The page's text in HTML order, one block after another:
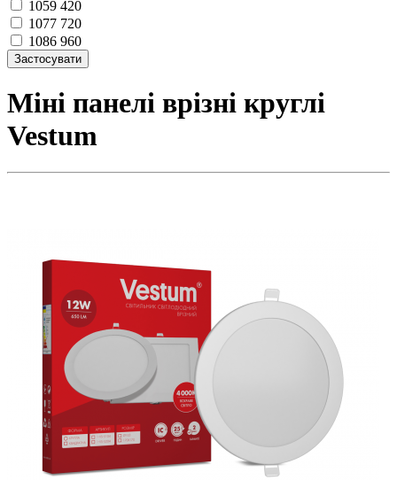
1059 420
1077 720
1086 960
Міні панелі врізні круглі
Vestum